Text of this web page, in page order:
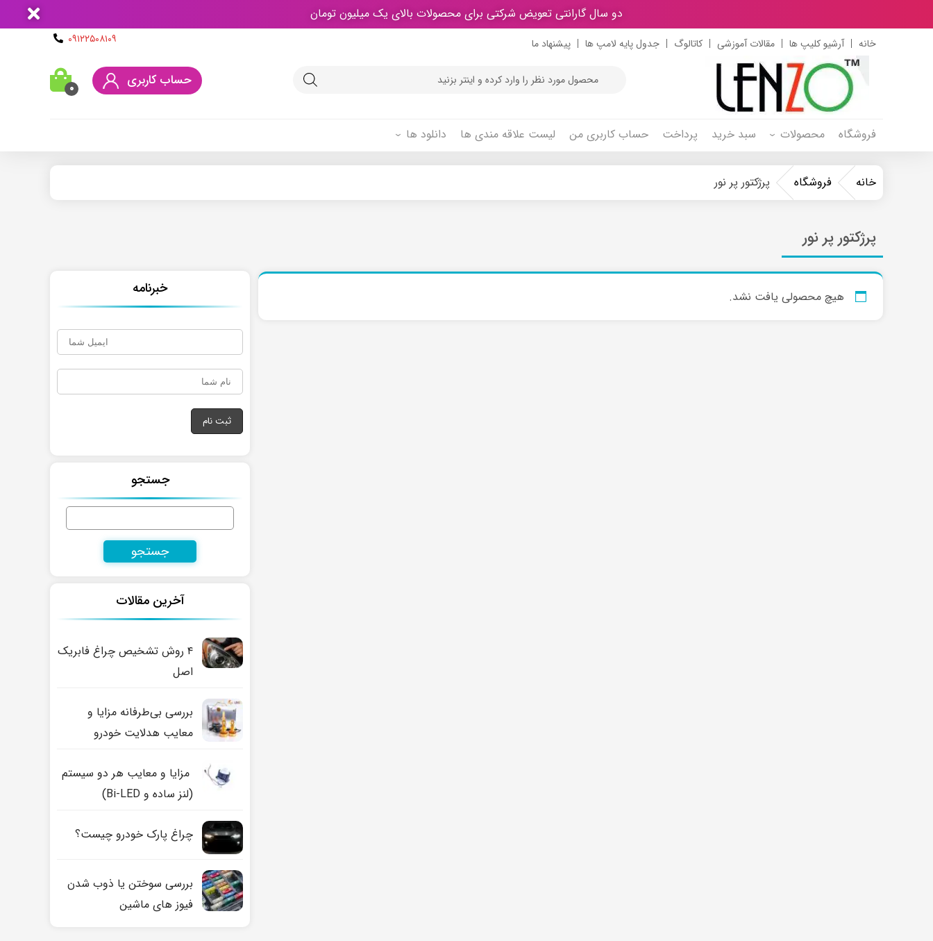
دو سال گارانتی تعویض شرکتی برای محصولات بالای یک میلیون تومان
۰۹۱۲۲۵۰۸۱۰۹ خانه آرشیو کلیپ ها مقالات آموزشی کاتالوگ جدول پایه لامپ ها پیشنهاد ما
search ۰ حساب کاربری
فروشگاه محصولات سبد خرید پرداخت حساب کاربری من لیست علاقه مندی ها دانلود ها
خانه فروشگاه پرژکتور پر نور
پرژکتور پر نور
هیچ محصولی یافت نشد. خبرنامه
جستجو
جستجو
آخرین مقالات
۴ روش تشخیص چراغ فابریک
اصل
بررسی بی‌طرفانه مزایا و
معایب هدلایت خودرو
مزایا و معایب هر دو سیستم
(لنز ساده و Bi-LED)
چراغ پارک خودرو چیست؟
بررسی سوختن یا ذوب شدن
فیوز های ماشین